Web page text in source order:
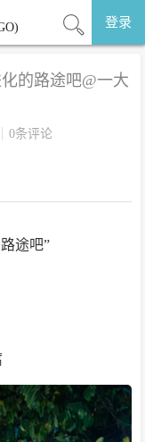
登录
的路途吧@一大
0条评论
途吧”